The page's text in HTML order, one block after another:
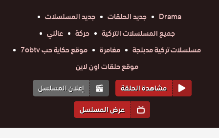
Drama
جديد الحلقات
جديد المسلسلات
جميع المسلسلات التركية
حركة
عائلي
مسلسلات تركية مدبلجة
مغامرة
موقع حكاية حب 7obtv
موقع حلقات اون لاين
مشاهدة الحلقة
إعلان المسلسل
عرض المسلسل